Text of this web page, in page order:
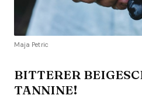
Maja Petric
BITTERER
TANNINE!